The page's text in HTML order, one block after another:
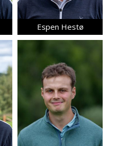
Espen Hestø